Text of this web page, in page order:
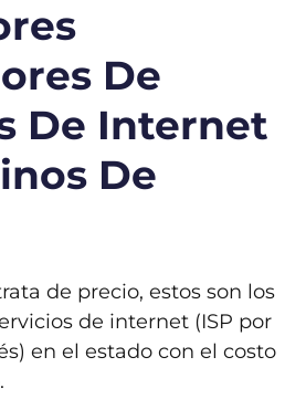
De
De Internet
De
de precio, estos son los
de internet (ISP por
en el estado con el costo